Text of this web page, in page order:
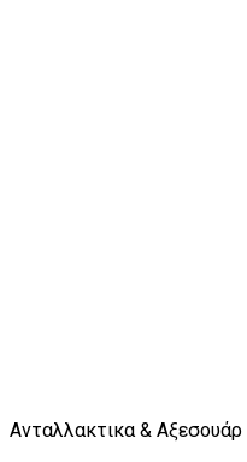
Ανταλλακτικα & Αξεσουάρ